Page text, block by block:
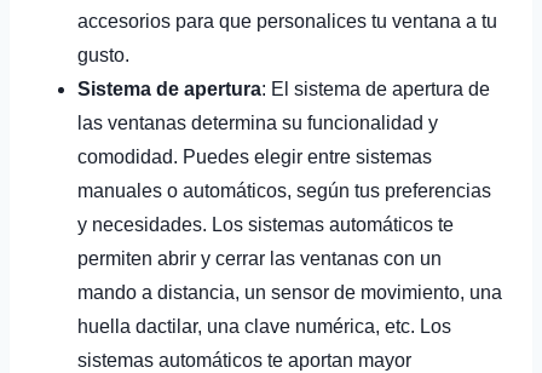
accesorios para que personalices tu ventana a tu
gusto.
Sistema de apertura: El sistema de apertura de
las ventanas determina su funcionalidad y
comodidad. Puedes elegir entre sistemas
manuales o automáticos, según tus preferencias
y necesidades. Los sistemas automáticos te
permiten abrir y cerrar las ventanas con un
mando a distancia, un sensor de movimiento, una
huella dactilar, una clave numérica, etc. Los
sistemas automáticos te aportan mayor